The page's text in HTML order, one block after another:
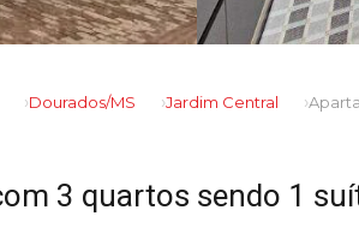
Dourados/MS Jardim Central
3 quartos sendo 1